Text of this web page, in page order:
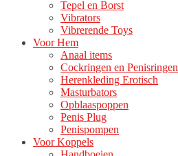
Tepel en Borst
Vibrators
Vibrerende Toys
Voor Hem
Anaal items
Cockringen en Penisringen
Herenkleding Erotisch
Masturbators
Opblaaspoppen
Penis Plug
Penispompen
Voor Koppels